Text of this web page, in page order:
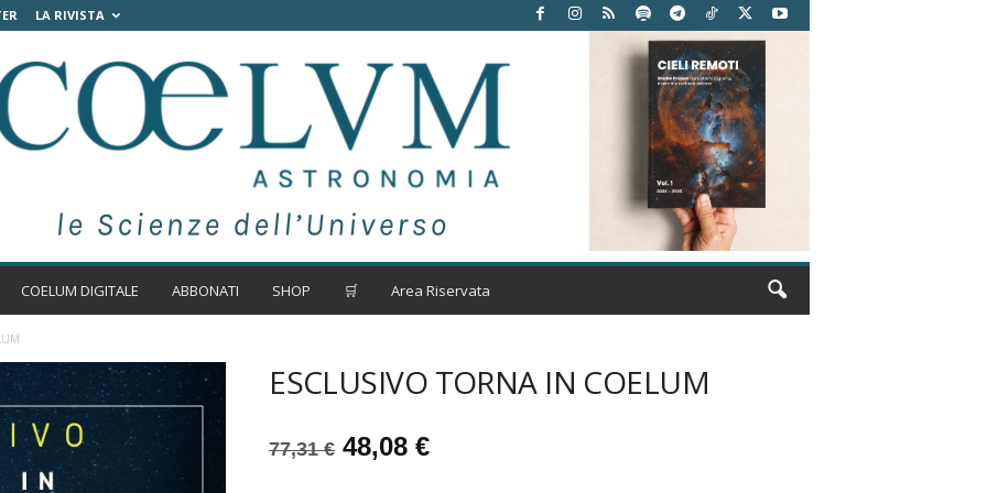
LA RIVISTA
COELUM DIGITALE ABBONATI SHOP 🛒 Area Riservata
ESCLUSIVO TORNA IN COELUM
77,31€ Il
48,08€Il